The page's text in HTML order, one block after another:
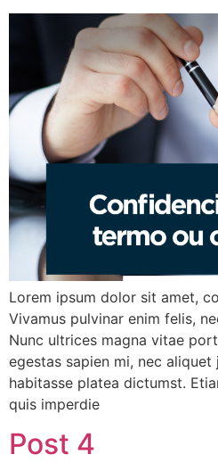
Lorem ipsum dolor sit amet,
Vivamus pulvinar enim felis,
Nunc ultrices magna vitae
egestas sapien mi, nec
habitasse platea dictumst.
quis imperdie
Post 4